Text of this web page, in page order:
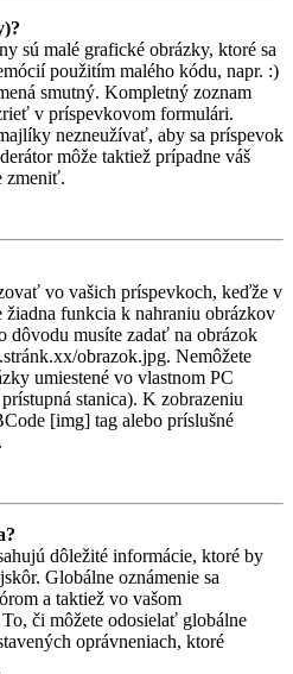
sú malé grafické obrázky, ktoré sa
použitím malého kódu, napr. :)
smutný. Kompletný zoznam
v príspevkovom formulári.
nezneužívať, aby sa príspevok
môže taktiež prípadne váš
zmeniť.
vo vašich príspevkoch, keďže v
žiadna funkcia k nahraniu obrázkov
dôvodu musíte zadať na obrázok
obrazok.jpg. Nemôžete
umiestené vo vlastnom PC
stanica). K zobrazeniu
[img] tag alebo príslušné
dôležité informácie, ktoré by
Globálne oznámenie sa
a taktiež vo vašom
či môžete odosielať globálne
oprávneniach, ktoré